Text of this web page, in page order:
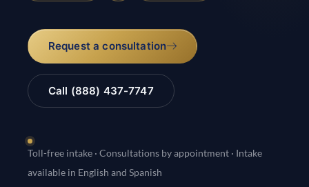
Request a consultation
Call (888) 437-7747
Toll-free intake · Consultations by appointment · Intake
available in English and Spanish